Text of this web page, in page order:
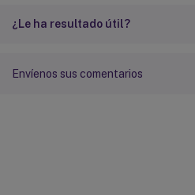
¿Le ha resultado útil?
Envíenos sus comentarios